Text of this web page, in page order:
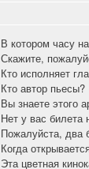
В котором часу
Скажите,
Кто исполняет
Кто автор пьесы?
Вы знаете этого
Нет у вас билета
Пожалуйста, два
Когда
Эта цветная